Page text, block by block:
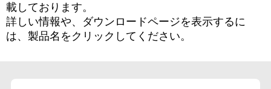
載しております。
詳しい情報や、ダウンロードページを表示するに
は、製品名をクリックしてください。